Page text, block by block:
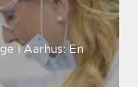
i Aarhus: En